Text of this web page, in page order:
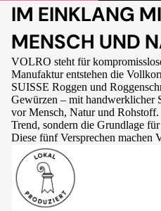
IM EINKLANG
MENSCH UND
VOLRO steht für
Manufaktur entstehen die
SUISSE Roggen und
Gewürzen – mit handwerklicher
vor Mensch, Natur und
Trend, sondern die Grundlage
Diese fünf Versprechen machen